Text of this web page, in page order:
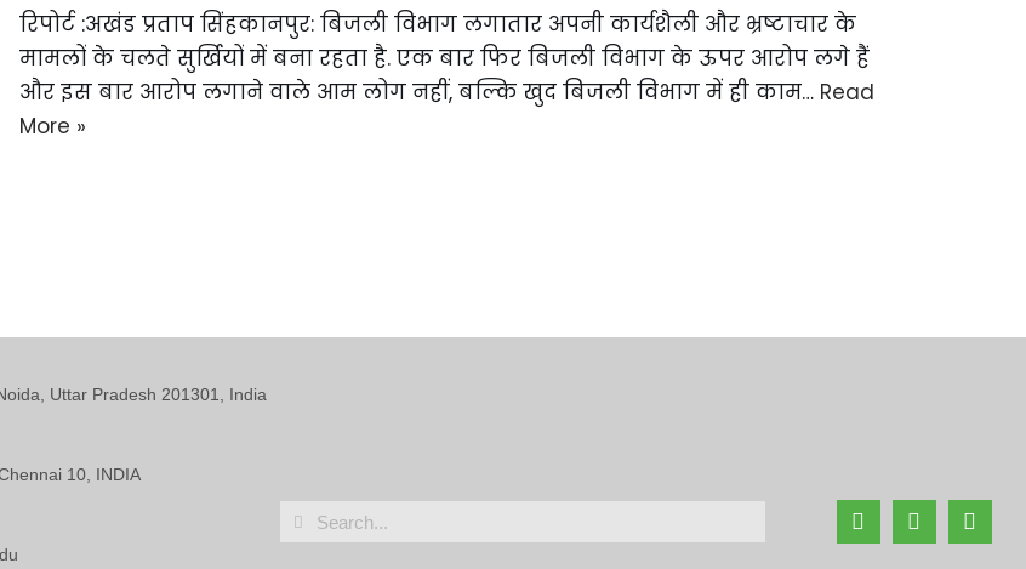
रिपोर्ट :अखंड प्रताप सिंहकानपुर: बिजली विभाग लगातार अपनी कार्यशैली और भ्रष्टाचार के
मामलों के चलते सुर्खियों में बना रहता है. एक बार फिर बिजली विभाग के ऊपर आरोप लगे हैं
और इस बार आरोप लगाने वाले आम लोग नहीं, बल्कि खुद बिजली विभाग में ही काम… Read
More »
Uttar Pradesh 201301, India
10, INDIA